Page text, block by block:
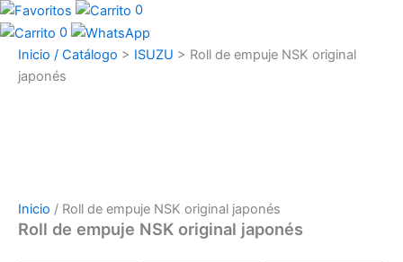
0
0
Inicio / Catálogo > ISUZU > Roll de empuje NSK original
japonés
Inicio / Roll de empuje NSK original japonés
Roll de empuje NSK original japonés